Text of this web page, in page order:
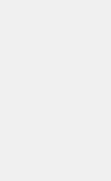
陀渊出品丨悬疑灵异丨摸金校尉